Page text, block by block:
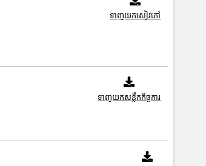
ទាញយកសៀវភៅ
ទាញយកសន្លឹកកិច្ចការ